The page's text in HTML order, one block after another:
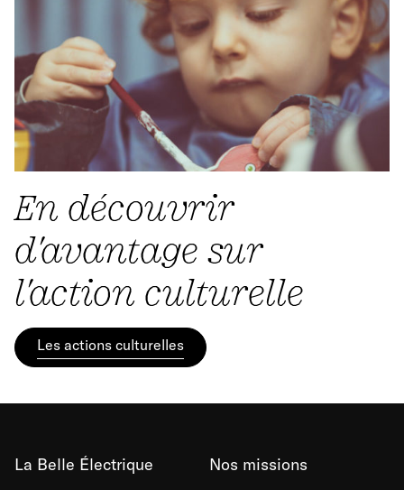
En découvrir
d'avantage sur
l'action culturelle
Les actions culturelles
La Belle Électrique Nos missions